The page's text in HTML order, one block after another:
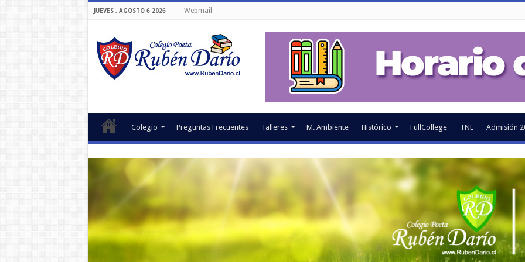
JUEVES , AGOSTO 6 2026 Webmail
Colegio Preguntas Frecuentes Talleres M. Ambiente Histórico FullCollege TNE Admisión